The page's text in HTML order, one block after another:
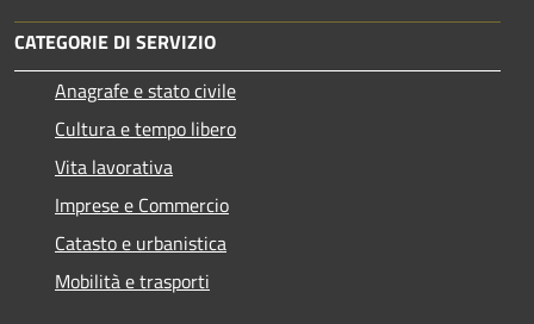
CATEGORIE DI SERVIZIO
Anagrafe e stato civile
Cultura e tempo libero
Vita lavorativa
Imprese e Commercio
Catasto e urbanistica
Mobilità e trasporti